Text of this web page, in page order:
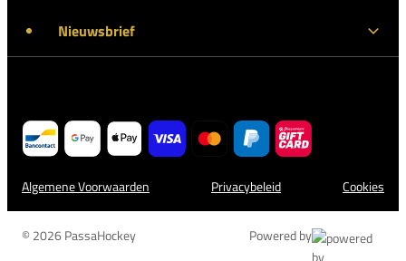
Nieuwsbrief
Algemene Voorwaarden Privacybeleid Cookies
© 2026 PassaHockey Powered by